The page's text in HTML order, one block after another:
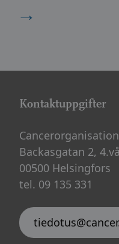
→
Kontaktuppgifter
Backasgatan 2,
00500 Helsingfors
tel. 09 135 331